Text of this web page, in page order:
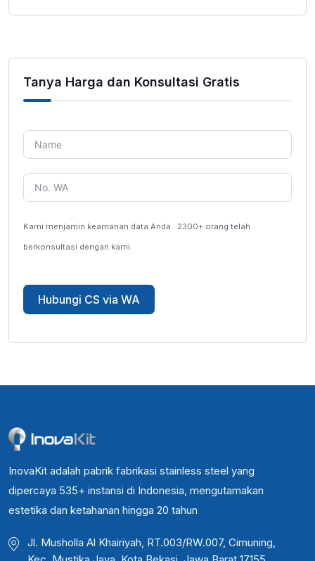
Tanya Harga dan Konsultasi Gratis
Kami menjamin keamanan data Anda. 2300+ orang telah
berkonsultasi dengan kami.
Hubungi CS via WA
InovaKit adalah pabrik fabrikasi stainless steel yang
dipercaya 535+ instansi di Indonesia, mengutamakan
estetika dan ketahanan hingga 20 tahun
Jl. Musholla Al Khairiyah, RT.003/RW.007, Cimuning,